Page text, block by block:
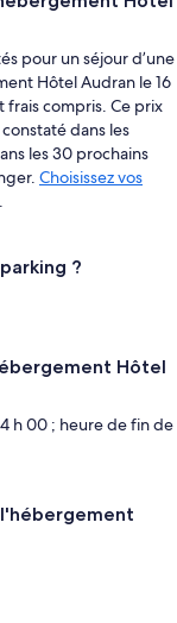
pour un séjour d’une
Hôtel Audran le 16
frais compris. Ce prix
dans les
les 30 prochains
Choisissez vos
?
Hôtel
h 00 ; heure de fin de